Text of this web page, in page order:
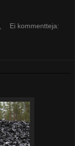
Ei kommentteja: